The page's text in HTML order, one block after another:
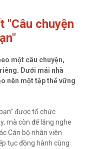
"Câu chuyện
một câu chuyện,
Dưới mái nhà
nên một tập thể vững
được tổ chức
mà còn để lắng nghe
Cán bộ nhân viên
tục đồng hành cùng